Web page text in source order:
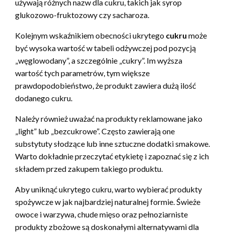
używają różnych nazw dla cukru, takich jak syrop
glukozowo-fruktozowy czy sacharoza.
Kolejnym wskaźnikiem obecności ukrytego cukru może
być wysoka wartość w tabeli odżywczej pod pozycją
„węglowodany”, a szczególnie „cukry”. Im wyższa
wartość tych parametrów, tym większe
prawdopodobieństwo, że produkt zawiera dużą ilość
dodanego cukru.
Należy również uważać na produkty reklamowane jako
„light” lub „bezcukrowe”. Często zawierają one
substytuty słodzące lub inne sztuczne dodatki smakowe.
Warto dokładnie przeczytać etykietę i zapoznać się z ich
składem przed zakupem takiego produktu.
Aby uniknąć ukrytego cukru, warto wybierać produkty
spożywcze w jak najbardziej naturalnej formie. Świeże
owoce i warzywa, chude mięso oraz pełnoziarniste
produkty zbożowe są doskonałymi alternatywami dla